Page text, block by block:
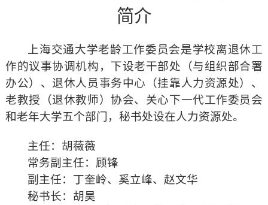
简介
上海交通大学老龄工作委员会是学校离退休工
作的议事协调机构，下设老干部处（与组织部合署
办公）、退休人员事务中心（挂靠人力资源处）、
老教授（退休教师）协会、关心下一代工作委员会
和老年大学五个部门，秘书处设在人力资源处。
主任：胡薇薇
常务副主任：顾锋
副主任：丁奎岭、奚立峰、赵文华
秘书长：胡昊
南
生
活
采
源